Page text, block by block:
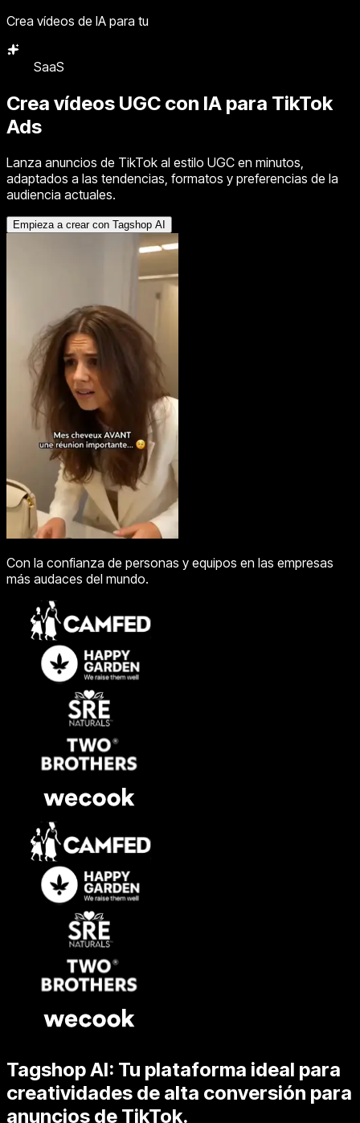
Crea vídeos de IA para tu
Crea vídeos UGC con IA para TikTok
Ads
Lanza anuncios de TikTok al estilo UGC en minutos,
adaptados a las tendencias, formatos y preferencias de la
audiencia actuales.
Empieza a crear con Tagshop AI
Con la confianza de personas y equipos en las empresas
más audaces del mundo.
Tagshop AI: Tu plataforma ideal para
creatividades de alta conversión para
anuncios de TikTok.